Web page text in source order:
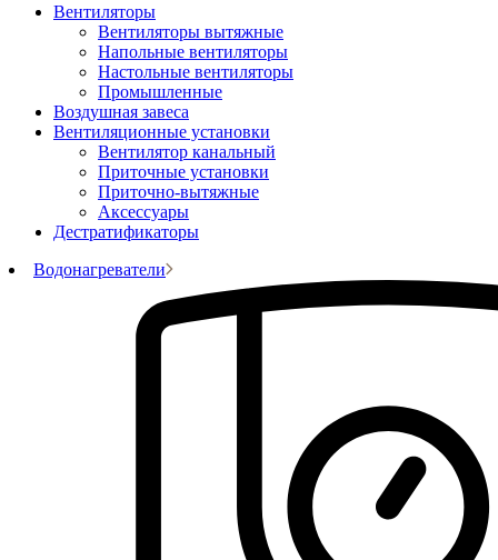
Вентиляторы
Вентиляторы вытяжные
Напольные вентиляторы
Настольные вентиляторы
Промышленные
Воздушная завеса
Вентиляционные установки
Вентилятор канальный
Приточные установки
Приточно-вытяжные
Аксессуары
Дестратификаторы
Водонагреватели